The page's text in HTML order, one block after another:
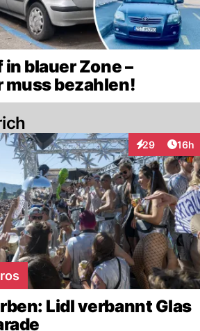
blauer Zone –
muss bezahlen!
29
Interaktionen
16h
Lidl verbannt Glas